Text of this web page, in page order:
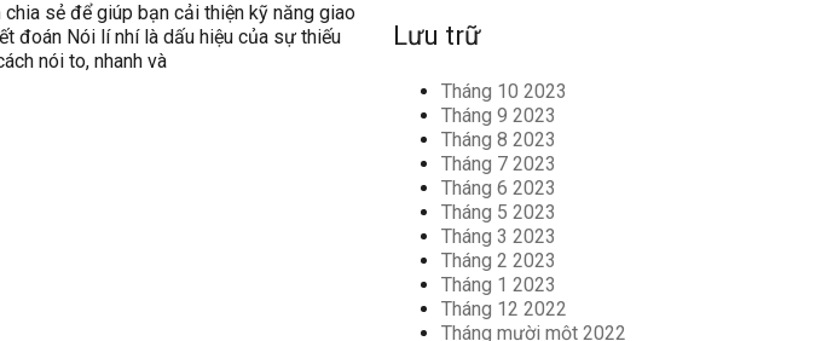
sẻ để giúp bạn cải thiện kỹ năng giao
đoán Nói lí nhí là dấu hiệu của sự thiếu
nói to, nhanh và
Lưu trữ
Tháng 10 2023
Tháng 9 2023
Tháng 8 2023
Tháng 7 2023
Tháng 6 2023
Tháng 5 2023
Tháng 3 2023
Tháng 2 2023
Tháng 1 2023
Tháng 12 2022
Tháng mười một 2022